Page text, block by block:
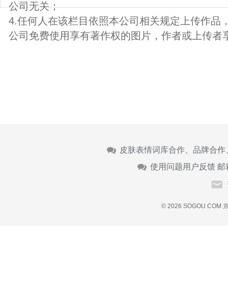
公司无关；
4.任何人在该栏目依照本公司相关规定上传作品
公司免费使用享有著作权的图片，作者或上传者
皮肤表情词库合作、品牌合
使用问题用户反馈 邮
© 2026 SOGOU.COM